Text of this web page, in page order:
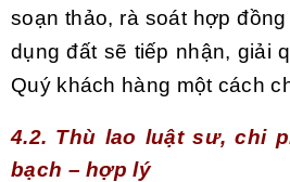
soạn thảo, rà soát hợp
dụng đất sẽ tiếp nhận, giải
Quý khách hàng một cách
4.2. Thù lao luật sư, chi
bạch – hợp lý